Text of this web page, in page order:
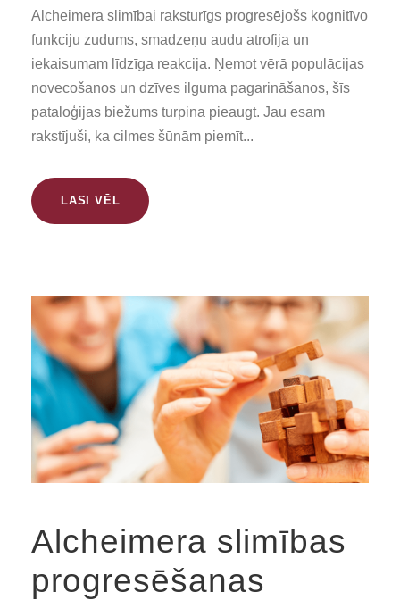
Alcheimera slimībai raksturīgs progresējošs kognitīvo
funkciju zudums, smadzeņu audu atrofija un
iekaisumam līdzīga reakcija. Ņemot vērā populācijas
novecošanos un dzīves ilguma pagarināšanos, šīs
pataloģijas biežums turpina pieaugt. Jau esam
rakstījuši, ka cilmes šūnām piemīt...
LASI VĒL
Alcheimera slimības
progresēšanas